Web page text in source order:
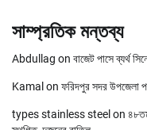
সাম্প্রতিক মন্তব্য
Abdullag on বাজেট পাসে ব্যর্থ
Kamal on ফরিদপুর সদর উপজেলা
types stainless steel on